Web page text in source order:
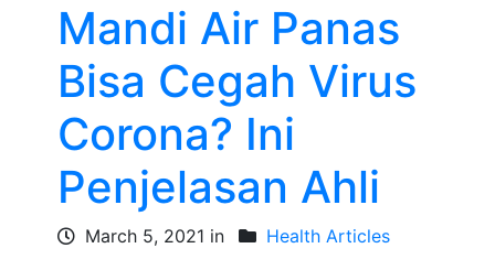
Mandi Air Panas
Bisa Cegah Virus
Corona? Ini
Penjelasan Ahli
March 5, 2021 in
Health Articles